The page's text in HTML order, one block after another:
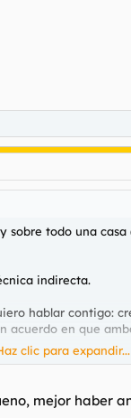
sobre todo una
indirecta.
hablar contigo:
en que
y mucho menos
una excusa
a ser un
clic para expandir...
mejor haber